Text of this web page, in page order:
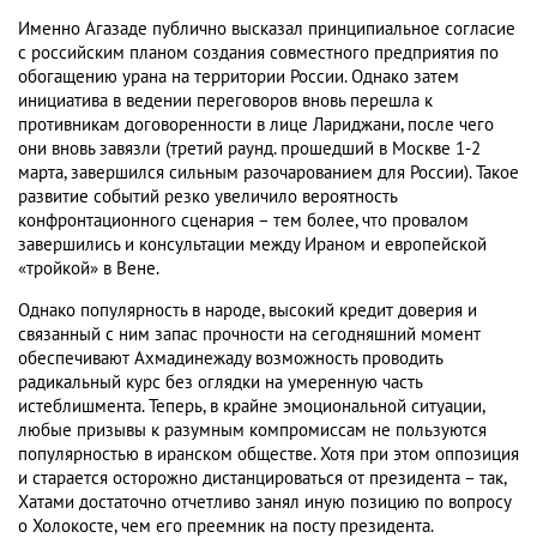
Именно Агазаде публично высказал принципиальное согласие
с российским планом создания совместного предприятия по
обогащению урана на территории России. Однако затем
инициатива в ведении переговоров вновь перешла к
противникам договоренности в лице Лариджани, после чего
они вновь завязли (третий раунд. прошедший в Москве 1-2
марта, завершился сильным разочарованием для России). Такое
развитие событий резко увеличило вероятность
конфронтационного сценария – тем более, что провалом
завершились и консультации между Ираном и европейской
«тройкой» в Вене.
Однако популярность в народе, высокий кредит доверия и
связанный с ним запас прочности на сегодняшний момент
обеспечивают Ахмадинежаду возможность проводить
радикальный курс без оглядки на умеренную часть
истеблишмента. Теперь, в крайне эмоциональной ситуации,
любые призывы к разумным компромиссам не пользуются
популярностью в иранском обществе. Хотя при этом оппозиция
и старается осторожно дистанцироваться от президента – так,
Хатами достаточно отчетливо занял иную позицию по вопросу
о Холокосте, чем его преемник на посту президента.